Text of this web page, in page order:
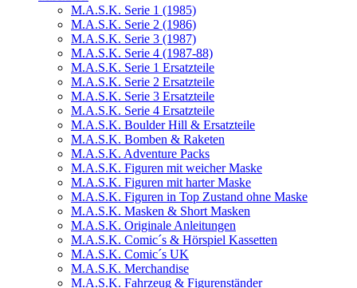
M.A.S.K. Serie 1 (1985)
M.A.S.K. Serie 2 (1986)
M.A.S.K. Serie 3 (1987)
M.A.S.K. Serie 4 (1987-88)
M.A.S.K. Serie 1 Ersatzteile
M.A.S.K. Serie 2 Ersatzteile
M.A.S.K. Serie 3 Ersatzteile
M.A.S.K. Serie 4 Ersatzteile
M.A.S.K. Boulder Hill & Ersatzteile
M.A.S.K. Bomben & Raketen
M.A.S.K. Adventure Packs
M.A.S.K. Figuren mit weicher Maske
M.A.S.K. Figuren mit harter Maske
M.A.S.K. Figuren in Top Zustand ohne Maske
M.A.S.K. Masken & Short Masken
M.A.S.K. Originale Anleitungen
M.A.S.K. Comic´s & Hörspiel Kassetten
M.A.S.K. Comic´s UK
M.A.S.K. Merchandise
M.A.S.K. Fahrzeug & Figurenständer